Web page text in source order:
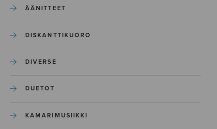
ÄÄNITTEET
DISKANTTIKUORO
DIVERSE
DUETOT
KAMARIMUSIIKKI